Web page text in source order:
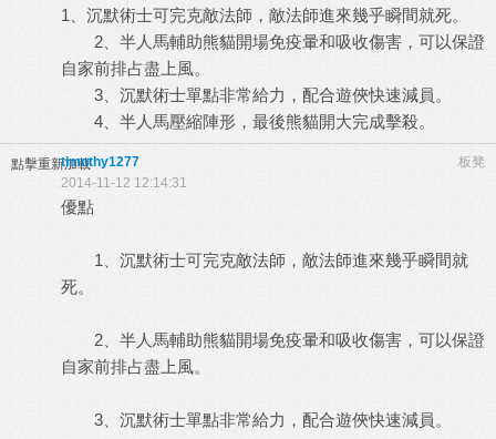
1、沉默術士可完克敵法師，敵法師進來幾乎瞬間就死。
2、半人馬輔助熊貓開場免疫暈和吸收傷害，可以保證
自家前排占盡上風。
3、沉默術士單點非常給力，配合遊俠快速減員。
4、半人馬壓縮陣形，最後熊貓開大完成擊殺。
點擊重新加載 板凳
timothy1277
2014-11-12 12:14:31
優點
1、沉默術士可完克敵法師，敵法師進來幾乎瞬間就
死。
2、半人馬輔助熊貓開場免疫暈和吸收傷害，可以保證
自家前排占盡上風。
3、沉默術士單點非常給力，配合遊俠快速減員。